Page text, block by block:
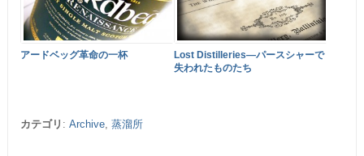
アードベッグ革命の一杯
Lost Distilleries―パースシャーで
失われたものたち
カテゴリ : Archive, 蒸溜所